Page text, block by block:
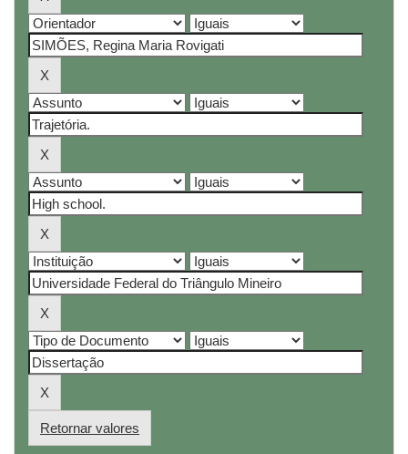
Retornar valores